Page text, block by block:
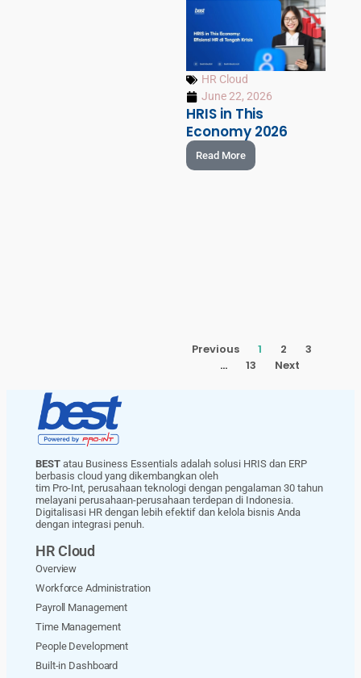
HR Cloud
June 22, 2026
HRIS in This
Economy 2026
Read More
Previous 1 2
3
…
13 Next
BEST atau Business Essentials adalah solusi HRIS dan ERP
berbasis cloud yang dikembangkan oleh
tim Pro-Int, perusahaan teknologi dengan pengalaman 30 tahun
melayani perusahaan-perusahaan terdepan di Indonesia.
Digitalisasi HR dengan lebih efektif dan kelola bisnis Anda
dengan integrasi penuh.
HR Cloud
Overview
Workforce Administration
Payroll Management
Time Management
People Development
Built-in Dashboard